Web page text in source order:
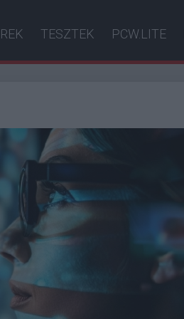
TESZTEK PCW.LITE